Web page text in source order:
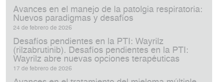
Avances en el manejo de la patolgia respiratoria:
Nuevos paradigmas y desafíos
24 de febrero de 2026
Desafíos pendientes en la PTI: Wayrilz
(rilzabrutinib). Desafíos pendientes en la PTI:
Wayrilz abre nuevas opciones terapéuticas
17 de febrero de 2026